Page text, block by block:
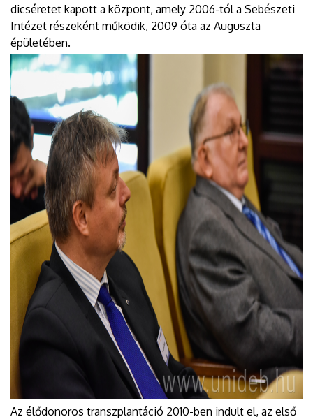
dicséretet kapott a központ, amely 2006-tól a Sebészeti
Intézet részeként működik, 2009 óta az Auguszta
épületében.
Az élődonoros transzplantáció 2010-ben indult el, az első